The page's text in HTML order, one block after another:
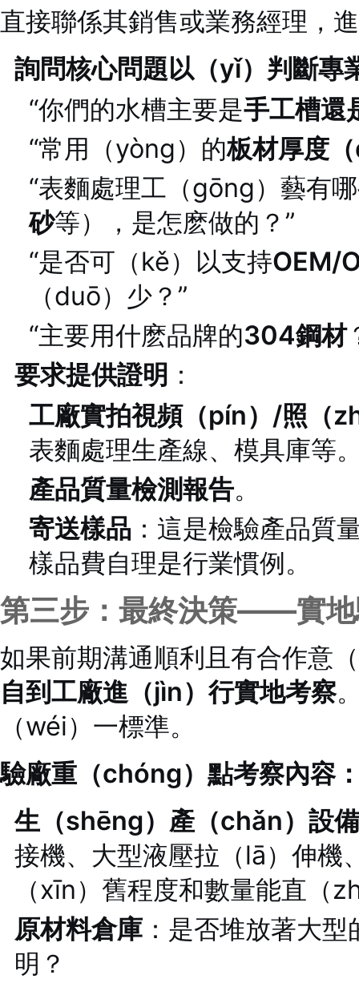
直接聯係其銷售或業務經理，
詢問核心問題以（yǐ）判斷專
“你們的水槽主要是手工槽還
“常用（yòng）的板材厚度
“表麵處理工（gōng）藝有
砂等），是怎麽做的？”
“是否可（kě）以支持OEM/
（duō）少？”
“主要用什麽品牌的304鋼材
要求提供證明 ：
工廠實拍視頻（pín）/照（
表麵處理生產線、模具庫等
產品質量檢測報告。
寄送樣品 ：這是檢驗產品質
樣品費自理是行業慣例。
第三步：最終決策——實
如果前期溝通順利且有合作意
自到工廠進（jìn）行實地考察
（wéi）一標準。
驗廠重（chóng）點考察內容
生（shēng）產（chǎn）設備
接機、大型液壓拉（lā）伸機
（xīn）舊程度和數量能直（
原材料倉庫 ：是否堆放著大
明？